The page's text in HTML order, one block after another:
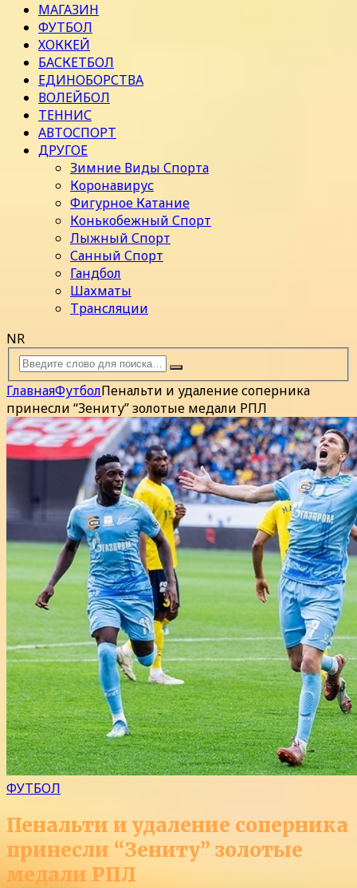
МАГАЗИН
ФУТБОЛ
ХОККЕЙ
БАСКЕТБОЛ
ЕДИНОБОРСТВА
ВОЛЕЙБОЛ
ТЕННИС
АВТОСПОРТ
ДРУГОЕ
Зимние Виды Спорта
Коронавирус
Фигурное Катание
Конькобежный Спорт
Лыжный Спорт
Санный Спорт
Гандбол
Шахматы
Трансляции
NR
ГлавнаяФутболПенальти и удаление соперника
принесли “Зениту” золотые медали РПЛ
ФУТБОЛ
Пенальти и удаление соперника
принесли “Зениту” золотые
медали РПЛ